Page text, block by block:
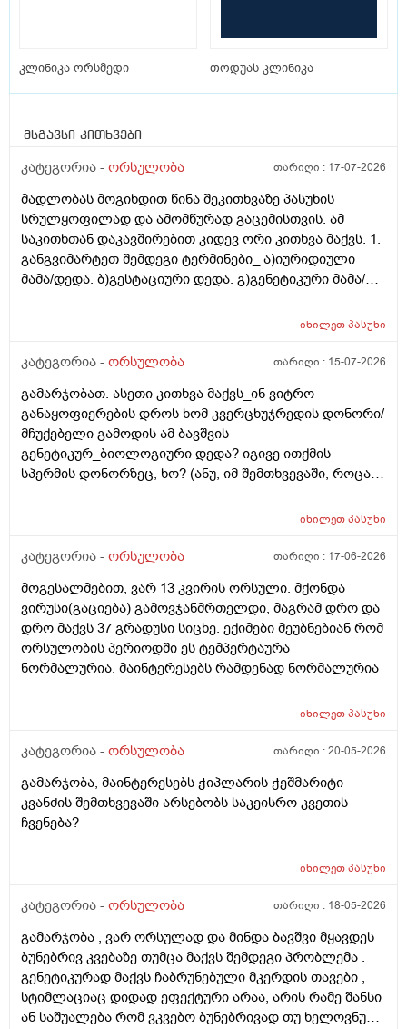
კლინიკა ორსმედი თოდუას კლინიკა
მსგავსი კითხვები
კატეგორია - ორსულობა თარიღი : 17-07-2026
მადლობას მოგიხდით წინა შეკითხვაზე პასუხის
სრულყოფილად და ამომწურად გაცემისთვის. ამ
საკითხთან დაკავშირებით კიდევ ორი კითხვა მაქვს. 1.
განგვიმარტეთ შემდეგი ტერმინები_ ა)იურიდიული
მამა/დედა. ბ)გესტაციური დედა. გ)გენეტიკური მამა/
კიდევ_მსოფლიოს მრავალ ქვეყანაში აქტიურად
თუ ხელოვნური განაყოფიერების ცენტრებში მომუშავე
რამდენად გავრცელებულია საქართველოში?
იხილეთპასუხი
კატეგორია - ორსულობა თარიღი : 15-07-2026
გამარჯობათ. ასეთი კითხვა მაქვს_ინ ვიტრო
განაყოფიერების დროს ხომ კვერცხუჯრედის დონორი/
მჩუქებელი გამოდის ამ ბავშვის
გენეტიკურ_ბიოლოგიური დედა? იგივე ითქმის
სპერმის დონორზეც, ხო? (ანუ, იმ შემთხვევაში, როცა
წყვილი) და კიდევ_თუ მედიცინა აბორტს ჩასახული
როცა ლაბორატორიაში, სინჯარაში
მის მშობლებს?
იხილეთპასუხი
კატეგორია - ორსულობა თარიღი : 17-06-2026
მოგესალმებით, ვარ 13 კვირის ორსული. მქონდა
ვირუსი(გაციება) გამოვჯანმრთელდი, მაგრამ დრო და
დრო მაქვს 37 გრადუსი სიცხე. ექიმები მეუბნებიან რომ
ორსულობის პერიოდში ეს ტემპერტაურა
ნორმალურია. მაინტერესებს რამდენად ნორმალურია
იხილეთპასუხი
კატეგორია - ორსულობა თარიღი :20-05-2026
გამარჯობა, მაინტერესებს ჭიპლარის ჭეშმარიტი
კვანძის შემთხვევაში არსებობს საკეისრო კვეთის
ჩვენება?
იხილეთპასუხი
კატეგორია - ორსულობა თარიღი : 18-05-2026
გამარჯობა , ვარ ორსულად და მინდა ბავშვი მყავდეს
ბუნებრივ კვებაზე თუმცა მაქვს შემდეგი პრობლემა .
გენეტიკურად მაქვს ჩაბრუნებული მკერდის თავები ,
სტიმლაციაც დიდად ეფექტური არაა, არის რამე შანსი
ან საშუალება რომ ვკვებო ბუნებრივად თუ ხელოვნური